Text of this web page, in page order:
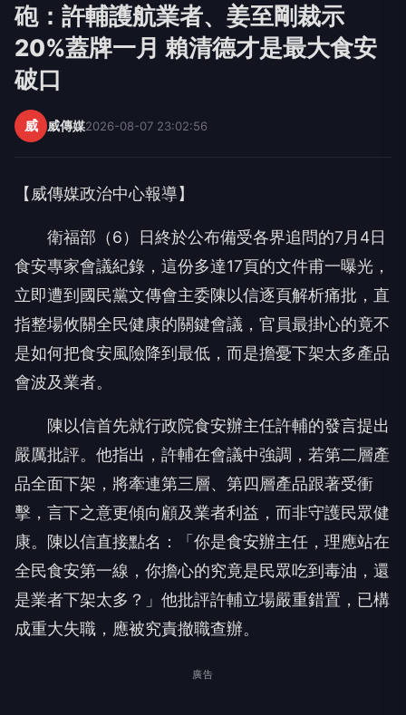
砲：許輔護航業者、姜至剛裁示
20%蓋牌一月 賴清德才是最大食安
破口
威 威傳媒2026-08-07 23:02:56
【威傳媒政治中心報導】
衛福部（6）日終於公布備受各界追問的7月4日
食安專家會議紀錄，這份多達17頁的文件甫一曝光，
立即遭到國民黨文傳會主委陳以信逐頁解析痛批，直
指整場攸關全民健康的關鍵會議，官員最掛心的竟不
是如何把食安風險降到最低，而是擔憂下架太多產品
會波及業者。
陳以信首先就行政院食安辦主任許輔的發言提出
嚴厲批評。他指出，許輔在會議中強調，若第二層產
品全面下架，將牽連第三層、第四層產品跟著受衝
擊，言下之意更傾向顧及業者利益，而非守護民眾健
康。陳以信直接點名：「你是食安辦主任，理應站在
全民食安第一線，你擔心的究竟是民眾吃到毒油，還
是業者下架太多？」他批評許輔立場嚴重錯置，已構
成重大失職，應被究責撤職查辦。
廣告